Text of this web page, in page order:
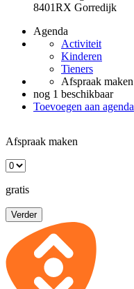
8401RX Gorredijk
Agenda
Activiteit
Kinderen
Tieners
Afspraak maken
nog 1 beschikbaar
Toevoegen aan agenda
Afspraak maken
gratis
Verder